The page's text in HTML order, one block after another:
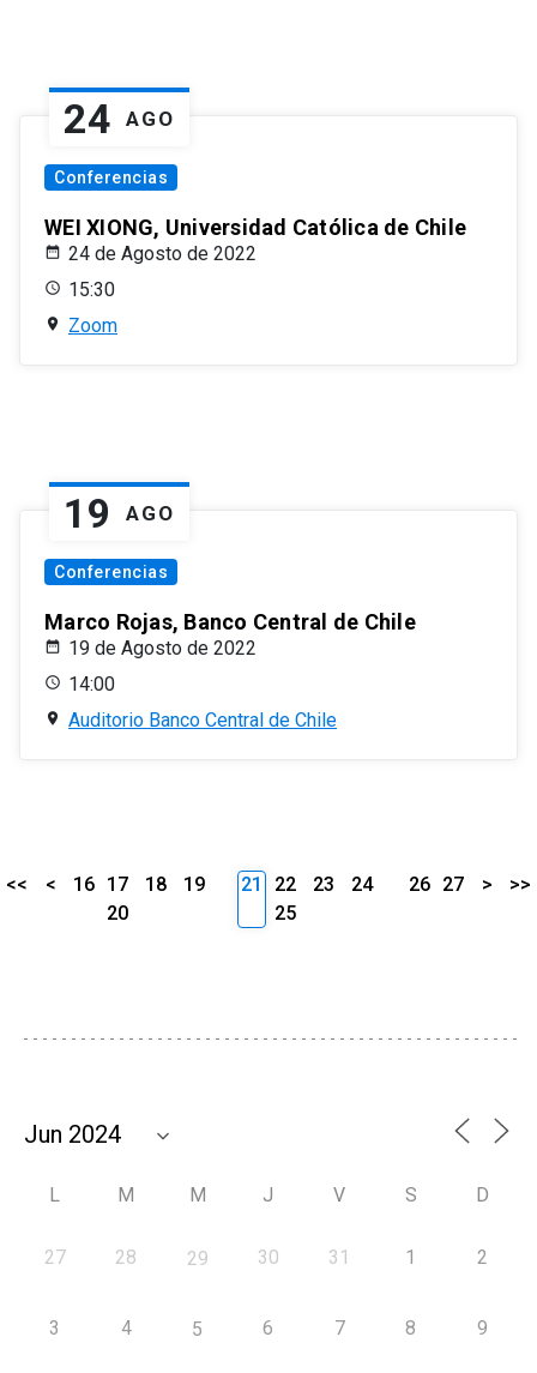
24 AGO
Conferencias
WEI XIONG, Universidad Católica de Chile
24 de Agosto de 2022
15:30
Zoom
19 AGO
Conferencias
Marco Rojas, Banco Central de Chile
19 de Agosto de 2022
14:00
Auditorio Banco Central de Chile
<< < 16 17 18
19
20
21 22 23
24
25
26 27 > >>
L M M J V S D
27 28 29 30 31 1 2
3 4 5 6 7 8 9